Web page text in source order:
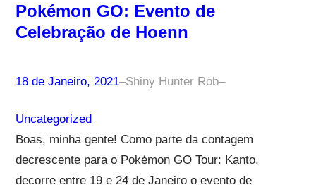
Pokémon GO: Evento de
Celebração de Hoenn
18 de Janeiro, 2021–Shiny Hunter Rob–
Uncategorized
Boas, minha gente! Como parte da contagem
decrescente para o Pokémon GO Tour: Kanto,
decorre entre 19 e 24 de Janeiro o evento de